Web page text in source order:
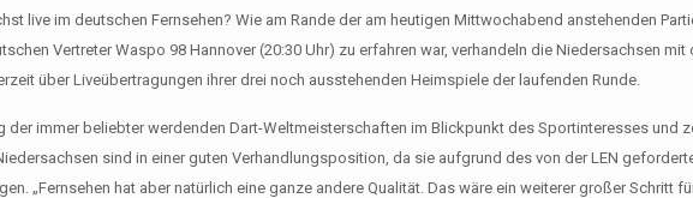
live im deutschen Fernsehen? Wie am Rande der am heutigen Mittwochabend anstehenden
Vertreter Waspo 98 Hannover (20:30 Uhr) zu erfahren war, verhandeln die Niedersachsen
über Liveübertragungen ihrer drei noch ausstehenden Heimspiele der laufenden Runde.
der immer beliebter werdenden Dart-Weltmeisterschaften im Blickpunkt des Sportinteresses und
sind in einer guten Verhandlungsposition, da sie aufgrund des von der LEN
„Fernsehen hat aber natürlich eine ganze andere Qualität. Das wäre ein weiterer großer Schritt